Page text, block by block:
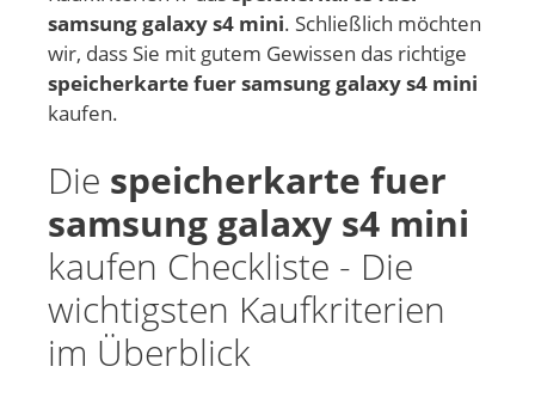
samsung galaxy s4 mini. Schließlich möchten
wir, dass Sie mit gutem Gewissen das richtige
speicherkarte fuer samsung galaxy s4 mini
kaufen.
Die speicherkarte fuer
samsung galaxy s4 mini
kaufen Checkliste - Die
wichtigsten Kaufkriterien
im Überblick